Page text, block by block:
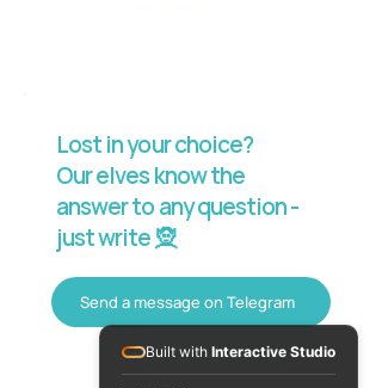
Lost in your choice?
Our elves know the
answer to any question -
just write 🧝
Send a message on Telegram
Built with Interactive Studio